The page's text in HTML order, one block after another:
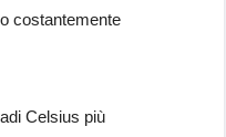
costantemente
Celsius più